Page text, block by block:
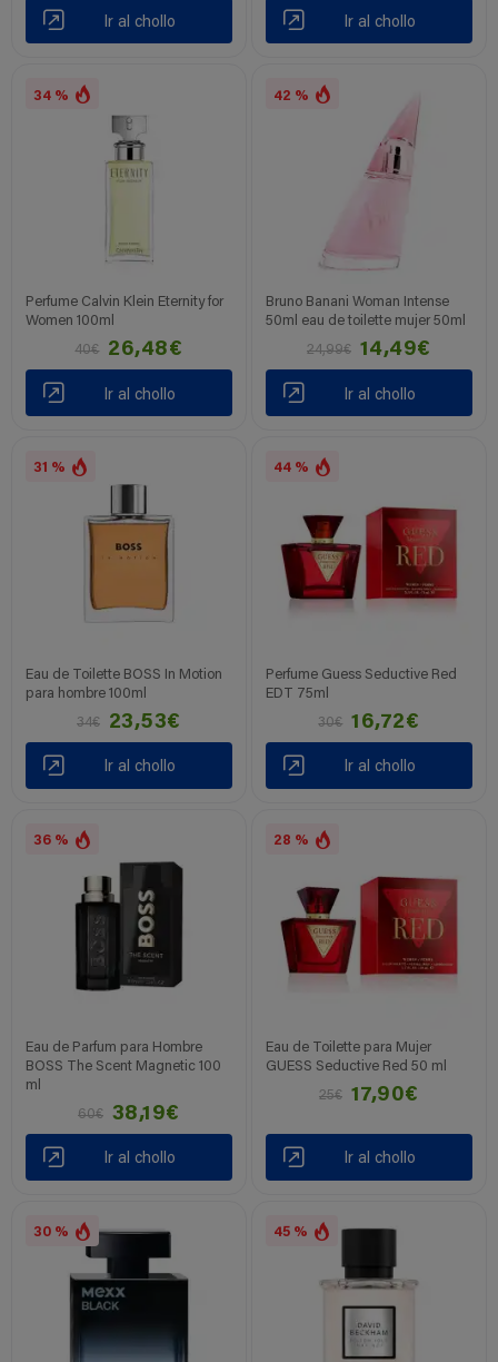
Ir al chollo Ir al chollo
34 %
Perfume Calvin Klein Eternity for
Women 100ml
40€
26,48€
Ir al chollo
42 %
Bruno Banani Woman Intense
50ml eau de toilette mujer 50ml
24,99€
14,49€
Ir al chollo
31 %
Eau de Toilette BOSS In Motion
para hombre 100ml
34€
23,53€
Ir al chollo
44 %
Perfume Guess Seductive Red
EDT 75ml
30€
16,72€
Ir al chollo
36 %
Eau de Parfum para Hombre
BOSS The Scent Magnetic 100
ml
60€
38,19€
Ir al chollo
28 %
Eau de Toilette para Mujer
GUESS Seductive Red 50 ml
25€
17,90€
Ir al chollo
30 % 45 %